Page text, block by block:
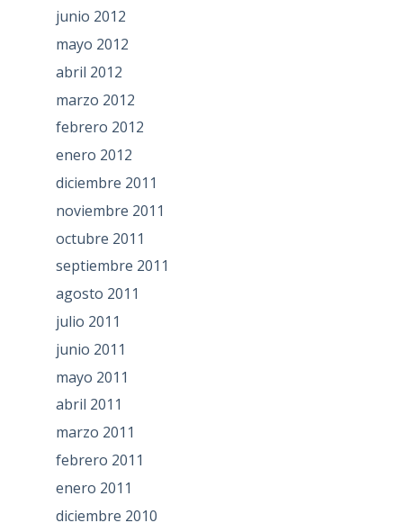
junio 2012
mayo 2012
abril 2012
marzo 2012
febrero 2012
enero 2012
diciembre 2011
noviembre 2011
octubre 2011
septiembre 2011
agosto 2011
julio 2011
junio 2011
mayo 2011
abril 2011
marzo 2011
febrero 2011
enero 2011
diciembre 2010